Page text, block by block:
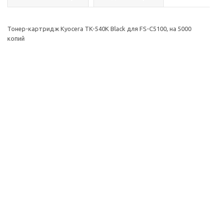
Тонер-картридж Kyocera TK-540K Black для FS-C5100, на 5000
копий